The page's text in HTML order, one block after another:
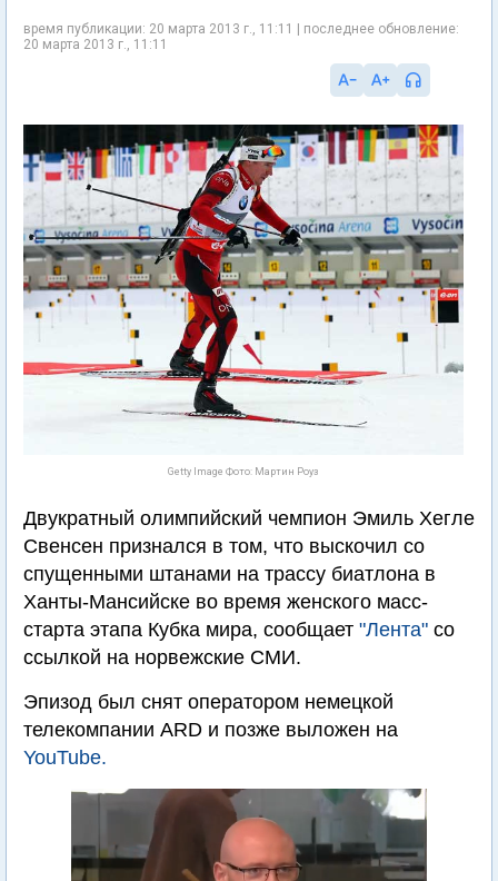
время публикации: 20 марта 2013 г., 11:11 | последнее обновление:
20 марта 2013 г., 11:11
Getty Image Фото: Мартин Роуз
Двукратный олимпийский чемпион Эмиль Хегле
Свенсен признался в том, что выскочил со
спущенными штанами на трассу биатлона в
Ханты-Мансийске во время женского масс-
старта этапа Кубка мира, сообщает "Лента" со
ссылкой на норвежские СМИ.
Эпизод был снят оператором немецкой
телекомпании ARD и позже выложен на
YouTube.